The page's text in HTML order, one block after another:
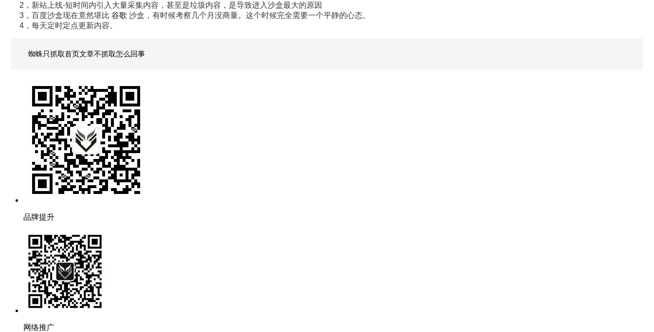
2，新站上线-短时间内引入大量采集内容，甚至是垃圾内容，是导致进入沙盒最大的原因
3，百度沙盒现在竟然堪比 谷歌 沙盒，有时候考察几个月没商量。这个时候完全需要一个平静的心态。
4，每天定时定点更新内容。
蜘蛛只抓取首页文章不抓取怎么回事
品牌提升
网络推广